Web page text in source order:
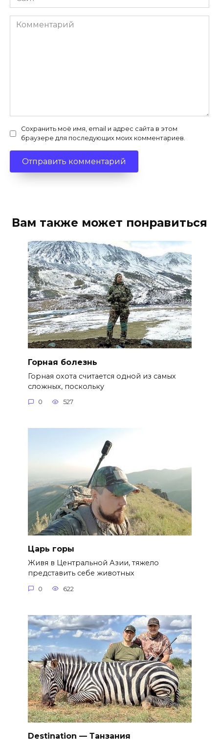
Комментарий
Сохранить моё имя, email и адрес сайта в этом
браузере для последующих моих комментариев.
Вам также может понравиться
Горная болезнь
Горная охота считается одной из самых
сложных, поскольку
0 527
Царь горы
Живя в Центральной Азии, тяжело
представить себе животных
0 622
Destination — Танзания